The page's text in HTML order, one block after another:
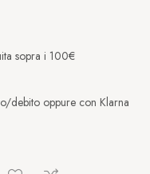
sopra i 100€
debito oppure con Klarna